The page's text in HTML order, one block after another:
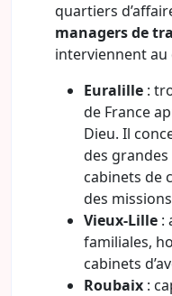
quartiers
managers de
interviennent
Euralille :
de France
Dieu. Il
des
cabinets de
des
Vieux-Lille :
familiales,
cabinets
Roubaix :